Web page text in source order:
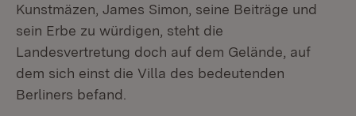
Kunstmäzen, James Simon, seine Beiträge und
sein Erbe zu würdigen, steht die
Landesvertretung doch auf dem Gelände, auf
dem sich einst die Villa des bedeutenden
Berliners befand.